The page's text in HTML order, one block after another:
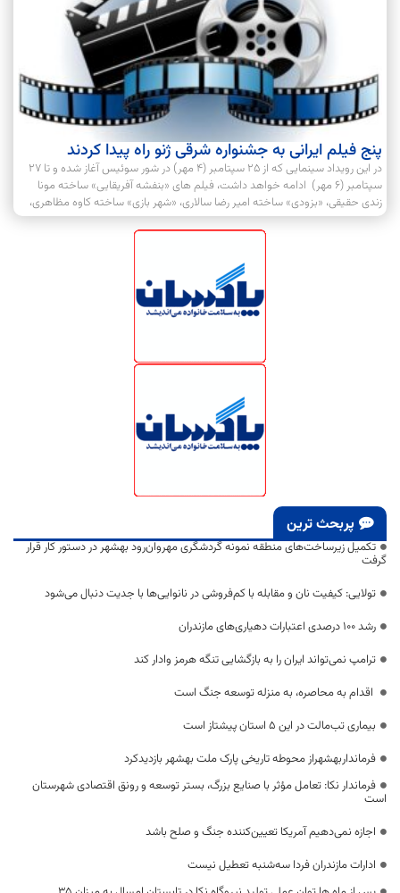
پنج فیلم ایرانی به جشنواره شرقی ژنو راه پیدا کردند
در این رویداد سینمایی که از ۲۵ سپتامبر (۴ مهر) در شور سوئیس آغاز شده و تا ۲۷
سپتامبر (۶ مهر) ادامه خواهد داشت، فیلم های «بنفشه آفریقایی» ساخته مونا
زندی حقیقی، «بزودی» ساخته امیر رضا سالاری، «شهر بازی» ساخته کاوه مظاهری،
پربحث ترین
تکمیل زیرساخت‌های منطقه نمونه گردشگری مهروان‌رود بهشهر در دستور کار قرار
گرفت
تولایی: کیفیت نان و مقابله با کم‌فروشی در نانوایی‌ها با جدیت دنبال می‌شود
رشد ۱۰۰ درصدی اعتبارات دهیاری‌های مازندران
ترامپ نمی‌تواند ایران را به بازگشایی تنگه هرمز وادار کند
اقدام به محاصره، به منزله توسعه جنگ است
بیماری تب‌مالت در این ۵ استان پیشتاز است
فرمانداربهشهراز محوطه تاریخی پارک ملت بهشهر بازدیدکرد
فرماندار نکا: تعامل مؤثر با صنایع بزرگ، بستر توسعه و رونق اقتصادی شهرستان
است
اجازه نمی‌دهیم آمریکا تعیین‌کننده جنگ و صلح باشد
ادارات مازندران فردا سه‌شنبه تعطیل نیست